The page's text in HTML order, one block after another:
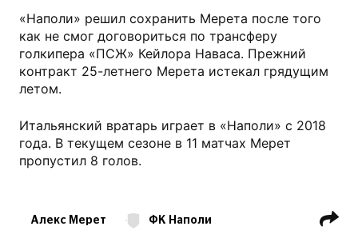
«Наполи» решил сохранить Мерета после того
как не смог договориться по трансферу
голкипера «ПСЖ» Кейлора Наваса. Прежний
контракт 25-летнего Мерета истекал грядущим
летом.
Итальянский вратарь играет в «Наполи» с 2018
года. В текущем сезоне в 11 матчах Мерет
пропустил 8 голов.
Алекс Мерет ФК Наполи